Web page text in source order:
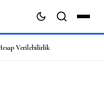
Verilebilirlik